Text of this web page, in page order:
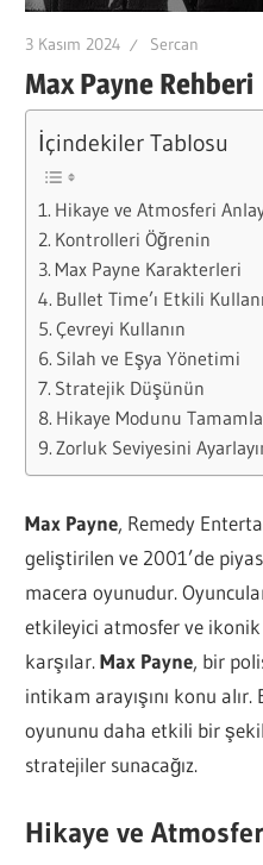
3 Kasım 2024 Sercan
Max Payne Rehberi
İçindekiler Tablosu
Hikaye ve Atmosferi
Kontrolleri Öğrenin
Max Payne Karakterleri
Bullet Time’ı Etkili
Çevreyi Kullanın
Silah ve Eşya Yönetimi
Stratejik Düşünün
Hikaye Modunu
Zorluk Seviyesini
Max Payne, Remedy
geliştirilen ve 2001’de
macera oyunudur.
etkileyici atmosfer ve
karşılar.Max Payne, bir
intikam arayışını konu alır.
oyununu daha etkili bir
stratejiler sunacağız.
Hikaye ve